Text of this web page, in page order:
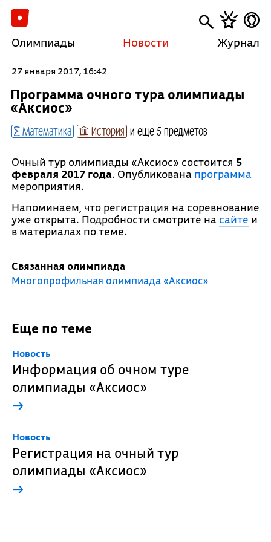
Олимпиады Новости Журнал
27 января 2017, 16:42
Программа очного тура олимпиады
«Аксиос»
Математика История и еще 5 предметов
Очный тур олимпиады «Аксиос» состоится 5
февраля 2017 года. Опубликована программа
мероприятия.
Напоминаем, что регистрация на соревнование
уже открыта. Подробности смотрите на сайте и
в материалах по теме.
Связанная олимпиада
Многопрофильная олимпиада «Аксиос»
Еще по теме
Новость
Информация об очном туре
олимпиады «Аксиос»
→
Новость
Регистрация на очный тур
олимпиады «Аксиос»
→